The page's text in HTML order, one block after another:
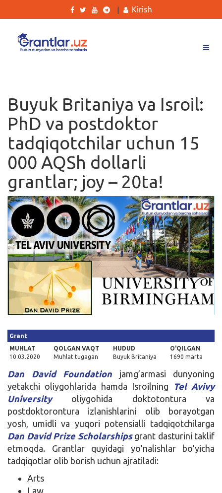
Ishlar
Kurslar
Blog
Yana
Qidirish
Kirish
Kirish
Buyuk Britaniya va Isroil:
PhD va postdoktor
tadqiqotchilar uchun 15
000 AQSh dollarli
grantlar; joy – 20ta!
Grant
MUHLAT
10.03.2020
QOLGAN VAQT
Muhlat tugagan
HUDUD
Buyuk Britaniya
O'QILGAN
1690 marta
Dan David Foundation jamg’armasi dunyoning
yetakchi oliygohlarida hamda Isroilning
Tel Avivy
Universityoliygohida doktotontura va
postdoktorontura izlanishlarini olib borayotgan
yosh, umidli va yuqori potensialli tadqiqotchilarga
Dan David Prize Scholarshipsgrant dasturini taklif
etmoqda. Grantlar quyidagi yo’nalishlar bo’yicha
tadqiqotlar olib borish uchun ajratiladi:
Arts
Law